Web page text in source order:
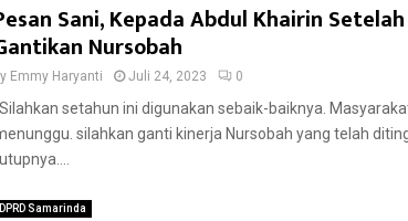
Sani, Kepada Abdul Khairin Setelah
Nursobah
Emmy Haryanti Juli 24, 2023 0
setahun ini digunakan sebaik-baiknya.
silahkan ganti kinerja Nursobah yang telah
DPRD Samarinda